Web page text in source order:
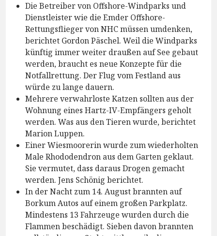
Die Betreiber von Offshore-Windparks und
Dienstleister wie die Emder Offshore-
Rettungsflieger von NHC müssen umdenken,
berichtet Gordon Päschel. Weil die Windparks
künftig immer weiter draußen auf See gebaut
werden, braucht es neue Konzepte für die
Notfallrettung. Der Flug vom Festland aus
würde zu lange dauern.
Mehrere verwahrloste Katzen sollten aus der
Wohnung eines Hartz-IV-Empfängers geholt
werden. Was aus den Tieren wurde, berichtet
Marion Luppen.
Einer Wiesmoorerin wurde zum wiederholten
Male Rhododendron aus dem Garten geklaut.
Sie vermutet, dass daraus Drogen gemacht
werden. Jens Schönig berichtet.
In der Nacht zum 14. August brannten auf
Borkum Autos auf einem großen Parkplatz.
Mindestens 13 Fahrzeuge wurden durch die
Flammen beschädigt. Sieben davon brannten